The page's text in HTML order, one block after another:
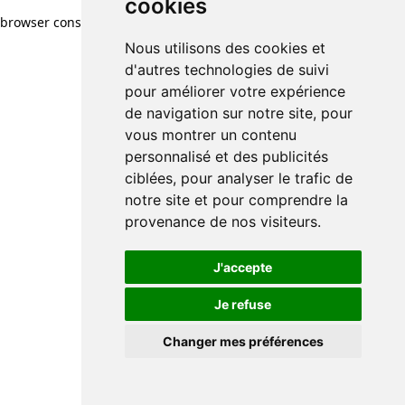
cookies
Nous utilisons des cookies et
d'autres technologies de suivi
pour améliorer votre expérience
de navigation sur notre site, pour
vous montrer un contenu
personnalisé et des publicités
ciblées, pour analyser le trafic de
notre site et pour comprendre la
provenance de nos visiteurs.
J'accepte
Je refuse
Changer mes préférences
browser console for more information)